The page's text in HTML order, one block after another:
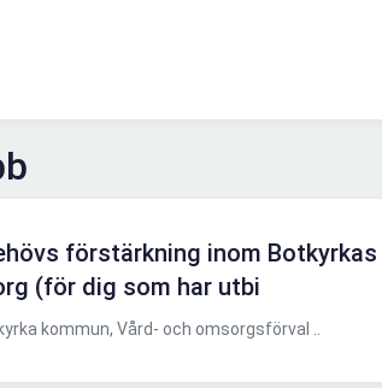
förstärkning inom
(för dig som har utbi
kommun, Vård- och omsorgsförval ..